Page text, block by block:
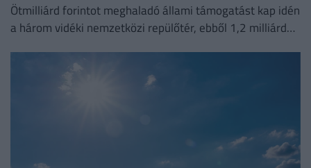
Ötmilliárd forintot meghaladó állami támogatást kap idén
a három vidéki nemzetközi repülőtér, ebből 1,2 milliárd